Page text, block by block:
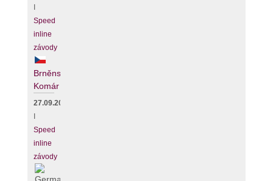
Speed
inline
závody
Brněnský
Komár
27.09.2026
Speed
inline
závody